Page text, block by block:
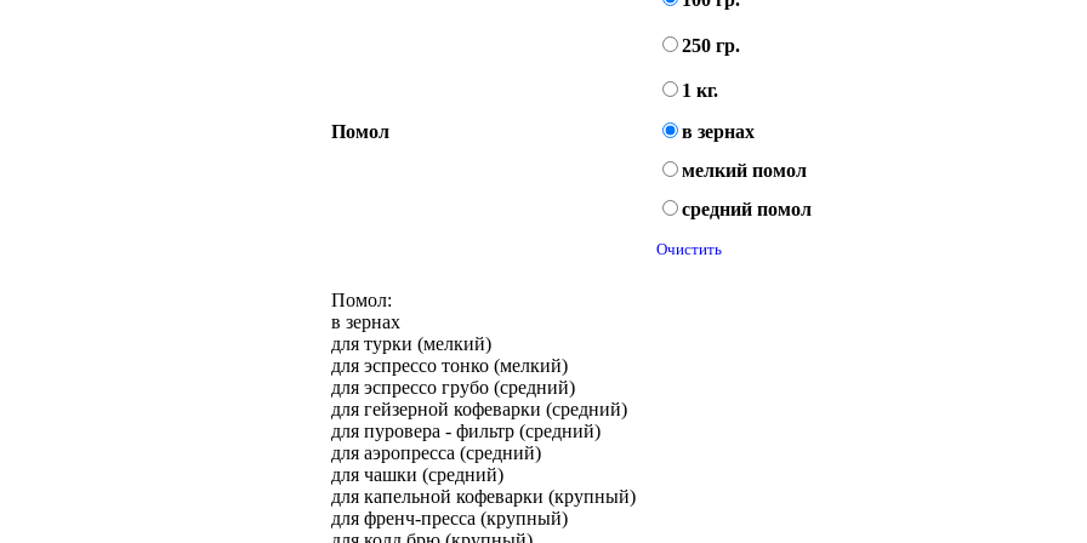
250 гр.
1 кг.
Помол
в зернах
мелкий помол
средний помол
Очистить
Помол:
в зернах
для турки (мелкий)
для эспрессо тонко (мелкий)
для эспрессо грубо (средний)
для гейзерной кофеварки (средний)
для пуровера - фильтр (средний)
для аэропресса (средний)
для чашки (средний)
для капельной кофеварки (крупный)
для френч-пресса (крупный)